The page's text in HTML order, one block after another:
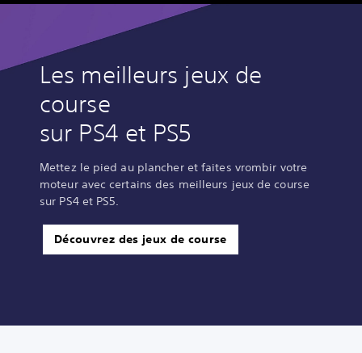
Les meilleurs jeux de
course
sur PS4 et PS5
Mettez le pied au plancher et faites vrombir votre
moteur avec certains des meilleurs jeux de course
sur PS4 et PS5.
Découvrez des jeux de course